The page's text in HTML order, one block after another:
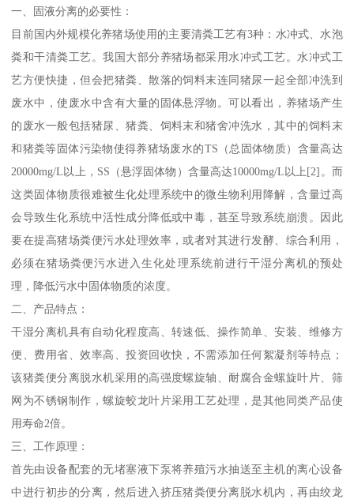
一、固液分离的必要性：
目前国内外规模化养猪场使用的主要清粪工艺有3种：水冲式、水泡
粪和干清粪工艺。我国大部分养猪场都采用水冲式工艺。水冲式工
艺方便快捷，但会把猪粪、散落的饲料末连同猪尿一起全部冲洗到
废水中，使废水中含有大量的固体悬浮物。可以看出，养猪场产生
的废水一般包括猪尿、猪粪、饲料末和猪舍冲洗水，其中的饲料末
和猪粪等固体污染物使得养猪场废水的TS（总固体物质）含量高达
20000mg/L以上，SS（悬浮固体物）含量高达10000mg/L以上[2]。而
这类固体物质很难被生化处理系统中的微生物利用降解，含量过高
会导致生化系统中活性成分降低或中毒，甚至导致系统崩溃。因此
要在提高猪场粪便污水处理效率，或者对其进行发酵、综合利用，
必须在猪场粪便污水进入生化处理系统前进行干湿分离机的预处
理，降低污水中固体物质的浓度。
二、产品特点：
干湿分离机具有自动化程度高、转速低、操作简单、安装、维修方
便、费用省、效率高、投资回收快，不需添加任何絮凝剂等特点；
该猪粪便分离脱水机采用的高强度螺旋轴、耐腐合金螺旋叶片、筛
网为不锈钢制作，螺旋蛟龙叶片采用工艺处理，是其他同类产品使
用寿命2倍。
三、工作原理：
首先由设备配套的无堵塞液下泵将养殖污水抽送至主机的离心设备
中进行初步的分离，然后进入挤压猪粪便分离脱水机内，再由绞龙